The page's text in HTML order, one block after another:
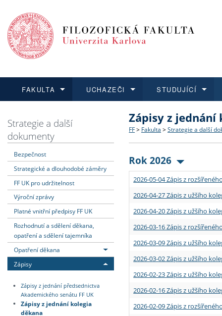
FAKULTA
Dozvědět se více
Struktura a historie
Strategie a další
Podpora a benefity pro
Absolventi fakulty
UCHAZEČI
Podat přihlášku
Co studovat a jak se
Učitelské studijní
Informace k průběhu
STUDUJÍCÍ
Dozvědět se více
Bakalářské a magisterské
Doktorské studium
Rigorózní řízení
Dozvědět se více
O vědě a výzkumu na FF
Akademické kvalifikace
Granty a projekty
Dozvědět se více
Aktuální nabídky a
Vyjíždějící studenti
Přijíždějící studenti
Vyjíždějící zaměstnanci
Strategie a další
dokumenty
Bezpečnost
Strategické a dlouhodobé záměry
FF UK pro udržitelnost
Výroční zprávy
Platné vnitřní předpisy FF UK
Rozhodnutí a sdělení děkana,
opatření a sdělení tajemníka
Opatření děkana
Zápisy
Zápisy z jednání předsednictva
Akademického senátu FF UK
Zápisy z jednání kolegia
děkana
Zápisy z jednání
FF > Fakulta > Strategie a další
Rok 2026
2026-05-04 Zápis z
2026-04-27 Zápis z užšího
2026-04-20 Zápis z užšího
2026-03-16 Zápis z
2026-03-09 Zápis z užšího
2026-03-02 Zápis z užšího
2026-02-23 Zápis z užšího
2026-02-16 Zápis z užšího
2026-02-09 Zápis z